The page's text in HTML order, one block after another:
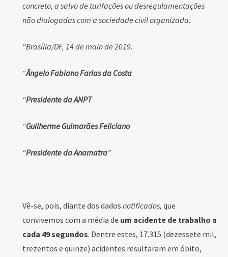
concreto, a salvo de tarifações ou desregulamentações
não dialogadas com a sociedade civil organizada.
“Brasília/DF, 14 de maio de 2019.
“Ângelo Fabiano Farias da Costa
“Presidente da ANPT
“Guilherme Guimarães Feliciano
“Presidente da Anamatra”
Vê-se, pois, diante dos dados notificados, que
convivemos com a média de um acidente de trabalho a
cada 49 segundos. Dentre estes, 17.315 (dezessete mil,
trezentos e quinze) acidentes resultaram em óbito,